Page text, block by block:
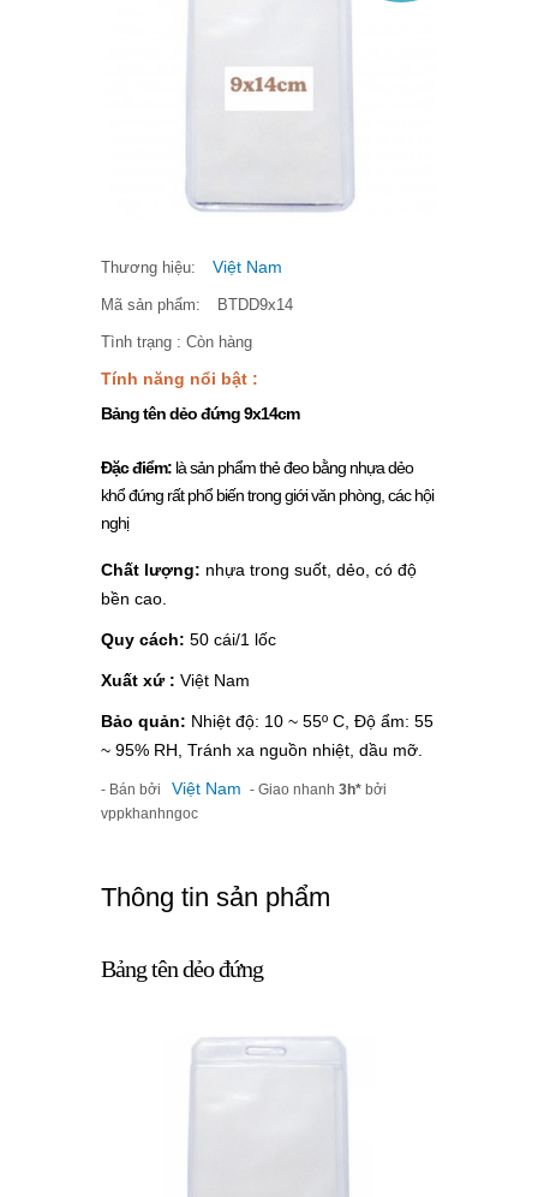
Thương hiệu: Việt Nam
Mã sản phẩm: BTDD9x14
Tình trạng : Còn hàng
Tính năng nổi bật :
Bảng tên dẻo đứng 9x14cm
Đặc điểm: là sản phẩm thẻ đeo bằng nhựa dẻo
khổ đứng rất phổ biến trong giới văn phòng, các hội
nghị
Chất lượng: nhựa trong suốt, dẻo, có độ
bền cao.
Quy cách: 50 cái/1 lốc
Xuất xứ : Việt Nam
Bảo quản: Nhiệt độ: 10 ~ 55º C, Độ ẩm: 55
~ 95% RH, Tránh xa nguồn nhiệt, dầu mỡ.
- Bán bởi Việt Nam - Giao nhanh 3h* bởi
vppkhanhngoc
Thông tin sản phẩm
Bảng tên dẻo đứng